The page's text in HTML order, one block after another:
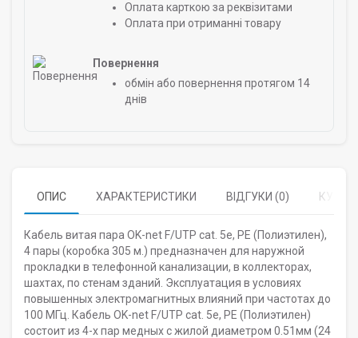
Оплата карткою за реквізитами
Оплата при отриманні товару
Повернення
обмін або повернення протягом 14
днів
ОПИС ХАРАКТЕРИСТИКИ ВІДГУКИ (0)
Кабель витая пара OK-net F/UTP cat. 5e, PE (Полиэтилен),
4 пары (коробка 305 м.) предназначен для наружной
прокладки в телефонной канализации, в коллекторах,
шахтах, по стенам зданий. Эксплуатация в условиях
повышенных электромагнитных влияний при частотах до
100 МГц. Кабель OK-net F/UTP cat. 5e, PE (Полиэтилен)
состоит из 4-х пар медных с жилой диаметром 0.51мм (24